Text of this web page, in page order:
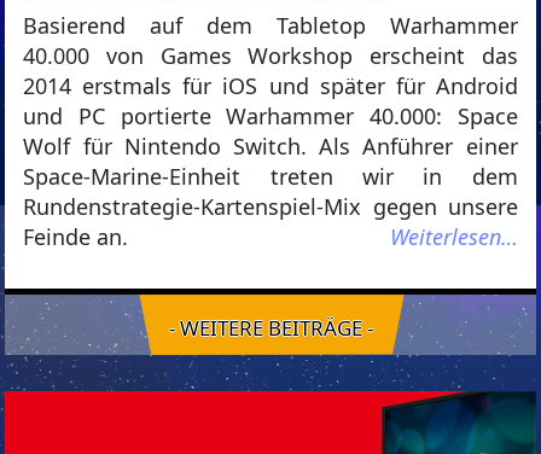
Basierend auf dem Tabletop Warhammer
40.000 von Games Workshop erscheint das
2014 erstmals für iOS und später für Android
und PC portierte Warhammer 40.000: Space
Wolf für Nintendo Switch. Als Anführer einer
Space-Marine-Einheit treten wir in dem
Rundenstrategie-Kartenspiel-Mix gegen unsere
Feinde an.
Weiterlesen…
- WEITERE BEITRÄGE -